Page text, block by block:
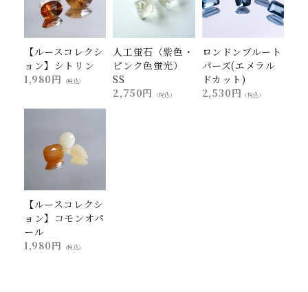
【ルースコレクシ
ョン】シトリン
1,980円
(税込)
人工蛍石（紫色・
ピンク色蛍光）
SS
2,750円
(税込)
ロンドンブルート
パーズ(エメラル
ドカット)
2,530円
(税込)
【ルースコレクシ
ョン】コモンオパ
ール
1,980円
(税込)